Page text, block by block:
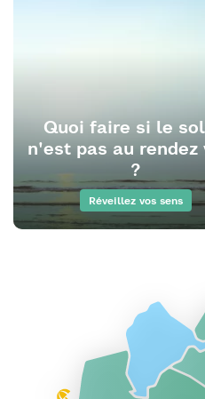
Quoi faire si le
n'est pas au rendez
?
Réveillez vos sens